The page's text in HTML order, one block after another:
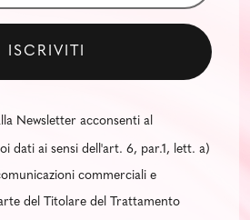
Newsletter acconsenti al
dati ai sensi dell'art. 6, par.1, lett. a)
commerciali e
del Titolare del Trattamento